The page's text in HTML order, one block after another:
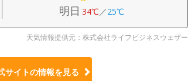
明日 34℃／25℃
天気情報提供元：株式会社ライフビジネスウェザー
サイトの情報を見る